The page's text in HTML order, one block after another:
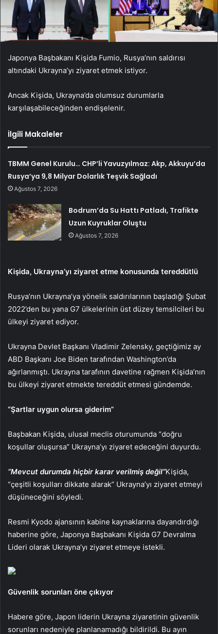
Japonya Başbakanı Kişida Fumio, Rusya’nın saldırısı
altındaki Ukrayna’yı ziyaret etmek istiyor.
Ancak Kişida, Ukrayna’da olumsuz durumlarla
karşılaşabileceğinden endişelenir.
İlgili Makaleler
TBMM Genel Kurulu… CHP’li Yavuzyılmaz: Akp, Akkuyu’da
Rusya’ya 9,8 Milyar Dolarlık Teşvik Sağladı
Ağustos 7, 2026
Bodrum’da Su Hattı Patladı, Trafikte
Uzun Kuyruklar Oluştu
Ağustos 7, 2026
Kişida, Ukrayna’yı ziyaret etme konusunda tereddütlü
Rusya’nın Ukrayna’ya yönelik saldırılarının başladığı Şubat
2022’den bu yana G7 ülkelerinin üst düzey temsilcileri bu
ülkeyi ziyaret ediyor.
Ukrayna Devlet Başkanı Vladimir Zelensky, geçtiğimiz ay
ABD Başkanı Joe Biden tarafından Washington’da
ağırlanmıştı. Ukrayna tarafının davetine rağmen Kişida’nın
bu ülkeyi ziyaret etmekte tereddüt etmesi gündemde.
“Şartlar uygun olursa giderim”
Başbakan Kişida, ulusal meclis oturumunda “doğru
koşullar oluşursa” Ukrayna’yı ziyaret edeceğini duyurdu.
“Mevcut durumda hiçbir karar verilmiş değil”Kişida,
“çeşitli koşulları dikkate alarak” Ukrayna’yı ziyaret etmeyi
düşüneceğini söyledi.
Resmi Kyodo ajansının kabine kaynaklarına dayandırdığı
haberine göre, Japonya Başbakanı Kişida G7 Devralma
Lideri olarak Ukrayna’yı ziyaret etmeye istekli.
Güvenlik sorunları öne çıkıyor
Habere göre, Japon liderin Ukrayna ziyaretinin güvenlik
sorunları nedeniyle planlanamadığı bildirildi. Bu ayın